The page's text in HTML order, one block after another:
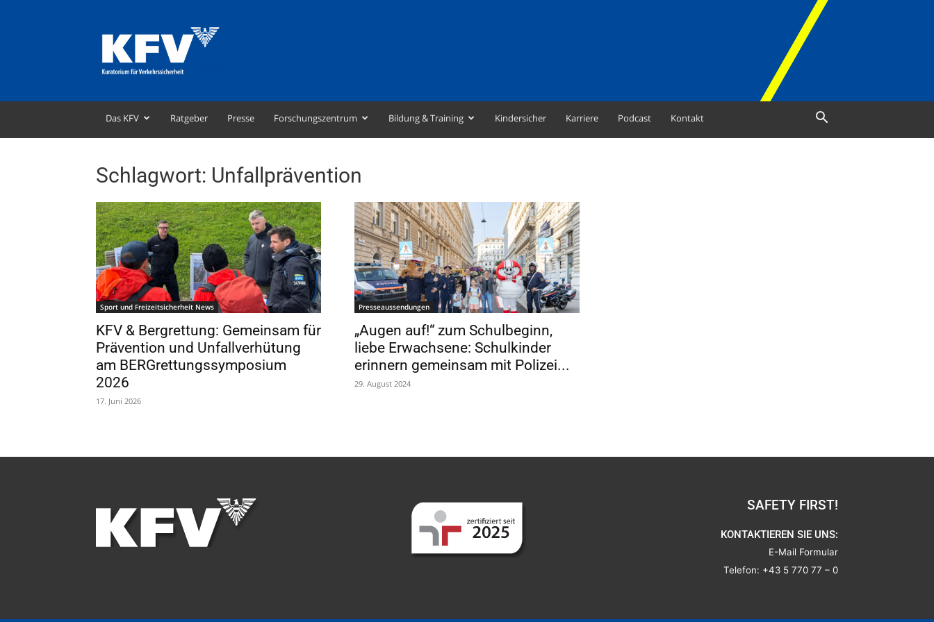
–
Kuratorium
für
Das KFV Ratgeber Presse Forschungszentrum Bildung & Training Kindersicher Karriere Podcast Kontakt
Schlagwort: Unfallprävention
Sport und Freizeitsicherheit News
KFV & Bergrettung: Gemeinsam für
Prävention und Unfallverhütung
am BERGrettungssymposium
2026
17. Juni 2026
Presseaussendungen
„Augen auf!“ zum Schulbeginn,
liebe Erwachsene: Schulkinder
erinnern gemeinsam mit Polizei...
29. August 2024
SAFETY FIRST!
KONTAKTIEREN SIE UNS:
E-Mail Formular
Telefon: +43 5 770 77 – 0